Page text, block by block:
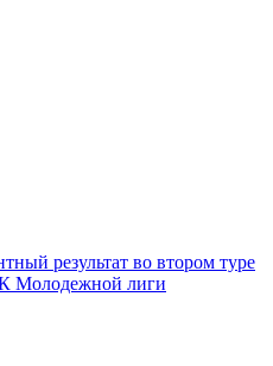
результат во втором туре
Молодежной лиги